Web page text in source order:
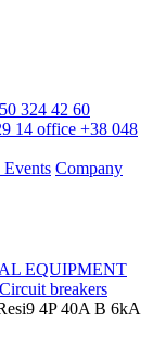
324 42 60
14 office +38 048
Company
EQUIPMENT
Circuit breakers
4P 40A B 6kA